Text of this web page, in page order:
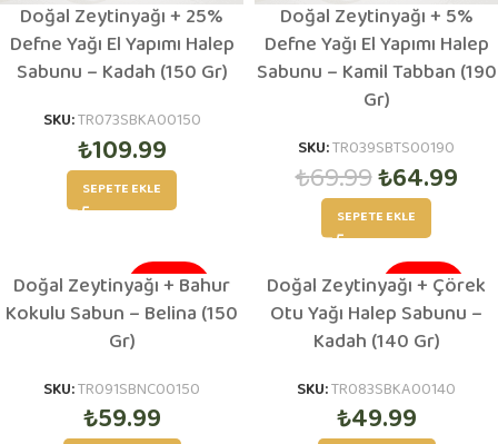
Doğal Zeytinyağı + 25%
Defne Yağı El Yapımı Halep
Sabunu – Kadah (150 Gr)
SKU:TR073SBKA00150
₺109.99
SEPETE EKLE
Doğal Zeytinyağı + 5%
Defne Yağı El Yapımı Halep
Sabunu – Kamil Tabban (190
Gr)
SKU:TR039SBTS00190
₺69.99₺64.99
SEPETE EKLE
TÜKENDI
Doğal Zeytinyağı + Bahur
Kokulu Sabun – Belina (150
Gr)
SKU:TR091SBNC00150
₺59.99
TÜKENDI
Doğal Zeytinyağı + Çörek
Otu Yağı Halep Sabunu –
Kadah (140 Gr)
SKU:TR083SBKA00140
₺49.99